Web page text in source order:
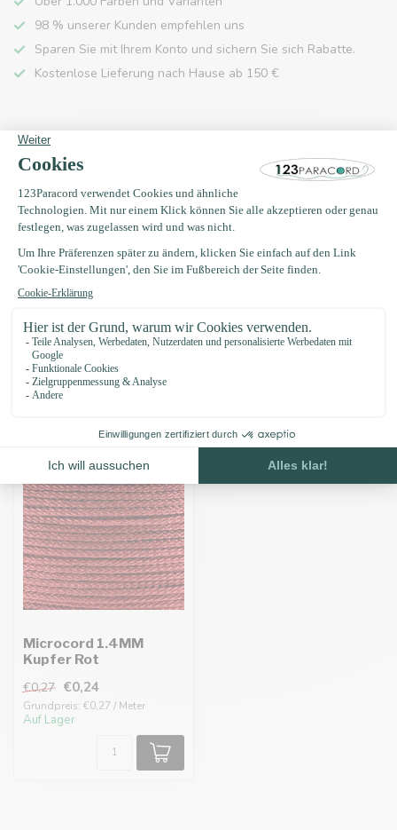
98 % unserer Kunden empfehlen uns
Sparen Sie mit Ihrem Konto und sichern Sie sich Rabatte.
Kostenlose Lieferung nach Hause ab 150 €
Produktbeschreibung
Oft zusammen gekauft mit
Microcord 1.4MM Kupfer Rot -
40 mtr
Zuletzt angesehen
Microcord 1.4MM
Kupfer Rot
€0,27 €0,24
Grundpreis: €0,27 / Meter
Auf Lager